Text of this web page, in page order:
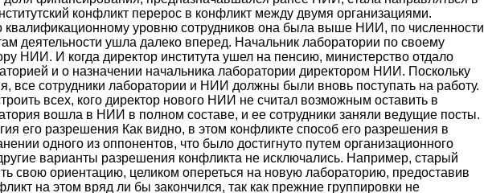
конфликт перерос в конфликт между двумя организациями.
квалификационному уровню сотрудников она была выше НИИ, по численности
деятельности ушла далеко вперед. Начальник лаборатории по своему
НИИ. И когда директор института ушел на пенсию, министерство отдало
и о назначении начальника лаборатории директором НИИ. Поскольку
все сотрудники лаборатории и НИИ должны были вновь поступать на работу.
всех, кого директор нового НИИ не считал возможным оставить в
вошла в НИИ в полном составе, и ее сотрудники заняли ведущие посты.
его разрешения Как видно, в этом конфликте способ его разрешения в
одного из оппонентов, что было достигнуто путем организационного
варианты разрешения конфликта не исключались. Например, старый
свою ориентацию, целиком опереться на новую лабораторию, предоставив
на этом вряд ли бы закончился, так как прежние группировки не